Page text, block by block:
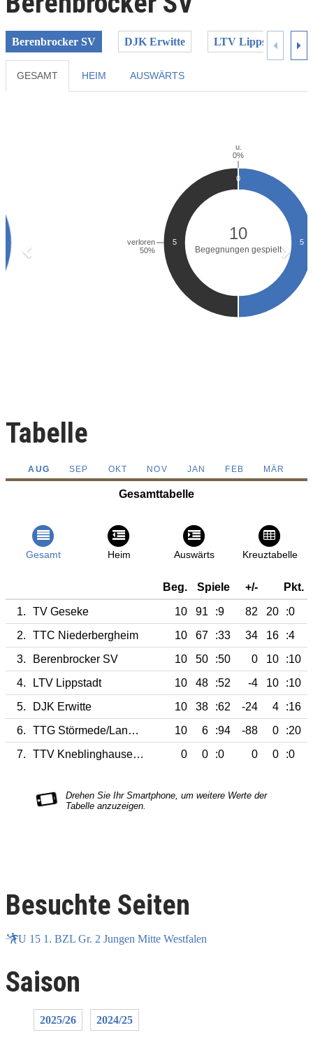
Berenbrocker SV DJK Erwitte LTV Lippstadt
GESAMT HEIM AUSWÄRTS
Tabelle
AUG SEP OKT NOV JAN FEB MÄR
Gesamttabelle
Gesamt Heim Auswärts Kreuztabelle
Beg. Spiele +/- Pkt.
1. TV Geseke 10 91 :9 82 20
:0
2.
TTC Niederbergheim 10 67 :33 34 16
:4
3.
Berenbrocker SV 10 50 :50 0 10
:10
4.
LTV Lippstadt 10 48 :52 -4 10
:10
5.
DJK Erwitte 10 38 :62 -24 4
:16
6.
TTG Störmede/Langeneicke 10 6 :94 -88 0
:20
7.
TTV Kneblinghausen/Meiste 0 0 :0 0 0 :0
Besuchte Seiten
U 15 1. BZL Gr. 2 Jungen Mitte Westfalen
Saison
2025/26 2024/25